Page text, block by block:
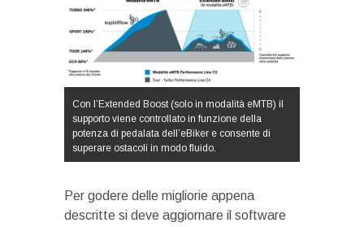
Con l’Extended Boost (solo in modalità eMTB) il
supporto viene controllato in funzione della
potenza di pedalata dell’eBiker e consente di
superare ostacoli in modo fluido.
Per godere delle migliorie appena
descritte si deve aggiornare il software